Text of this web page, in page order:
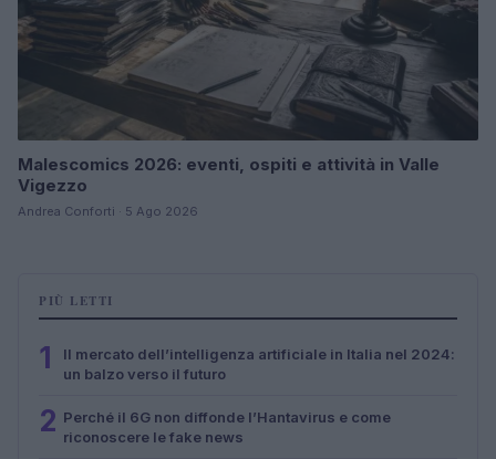
Malescomics 2026: eventi, ospiti e attività in Valle
Vigezzo
Andrea Conforti · 5 Ago 2026
PIÙ LETTI
1
Il mercato dell’intelligenza artificiale in Italia nel 2024:
un balzo verso il futuro
2 Perché il 6G non diffonde l’Hantavirus e come
riconoscere le fake news